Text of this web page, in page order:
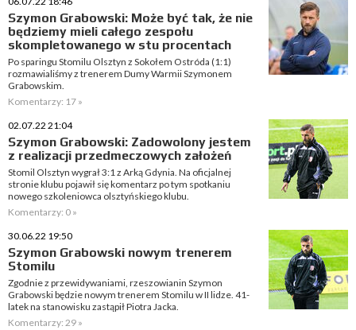
Szymon Grabowski: Może być tak, że nie
będziemy mieli całego zespołu
skompletowanego w stu procentach
Po sparingu Stomilu Olsztyn z Sokołem Ostróda (1:1)
rozmawialiśmy z trenerem Dumy Warmii Szymonem
Grabowskim.
Komentarzy: 17 »
02.07.22 21:04
Szymon Grabowski: Zadowolony jestem
z realizacji przedmeczowych założeń
Stomil Olsztyn wygrał 3:1 z Arką Gdynia. Na oficjalnej
stronie klubu pojawił się komentarz po tym spotkaniu
nowego szkoleniowca olsztyńskiego klubu.
Komentarzy: 0 »
30.06.22 19:50
Szymon Grabowski nowym trenerem
Stomilu
Zgodnie z przewidywaniami, rzeszowianin Szymon
Grabowski będzie nowym trenerem Stomilu w II lidze. 41-
latek na stanowisku zastąpił Piotra Jacka.
Komentarzy: 29 »